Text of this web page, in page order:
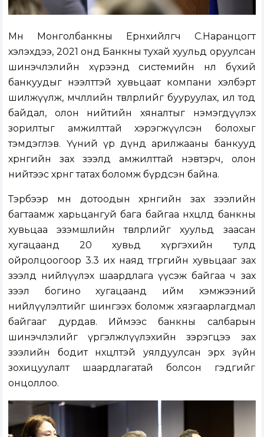
Мөн Монголбанкны Ерөнхийлөгч С.Наранцогт
хэлэхдээ, 2021 онд Банкны тухай хуульд оруулсан
шинэчлэлийн хүрээнд системийн нөлөө бүхий
банкуудыг нээлттэй хувьцаат компани хэлбэрт
шилжүүлж, өмчлөлийн төвлөрлийг бууруулах, ил тод
байдал, олон нийтийн хяналтыг нэмэгдүүлэх
зорилтыг амжилттай хэрэгжүүлсэн болохыг
тэмдэглэв. Үүний үр дүнд арилжааны банкууд
хөрөнгийн зах зээлд амжилттай нэвтэрч, олон
нийтээс хөрөнгө татах боломж бүрдсэн байна.
Тэрбээр мөн дотоодын хөрөнгийн зах зээлийн
багтаамж харьцангуй бага байгаа нөхцөлд банкны
хувьцаа эзэмшлийн төвлөрлийг хуульд заасан
хугацаанд 20 хувьд хүргэхийн тулд
ойролцоогоор 3.3 их наяд төгрөгийн хувьцааг зах
зээлд нийлүүлэх шаардлага үүсэж байгаа ч зах
зээл богино хугацаанд ийм хэмжээний
нийлүүлэлтийг шингээх боломж хязгаарлагдмал
байгааг дурдав. Иймээс банкны салбарын
шинэчлэлийг үргэлжлүүлэхийн зэрэгцээ зах
зээлийн бодит нөхцөлтэй уялдуулсан эрх зүйн
зохицуулалт шаардлагатай болсон гэдгийг
онцоллоо.